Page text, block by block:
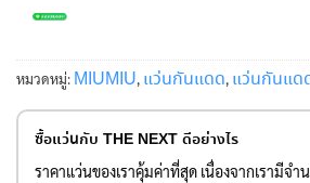
หมวดหมู่: MIUMIU, แว่นกันแดด, แว่นกันแด
ซื้อแว่นกับ THE NEXT ดีอย่างไร
ราคาแว่นของเราคุ้มค่าที่สุด เนื่องจากเรามีจ